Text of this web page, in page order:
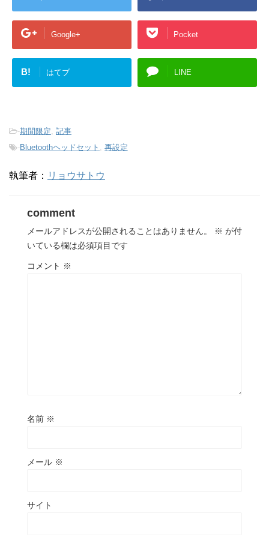
Google+ Pocket
B! はてブ LINE
-期間限定 記事
-Bluetoothヘッドセット 再設定
執筆者： リョウサトウ
comment
メールアドレスが公開されることはありません。 ※ が付
いている欄は必須項目です
コメント ※
名前 ※
メール ※
サイト